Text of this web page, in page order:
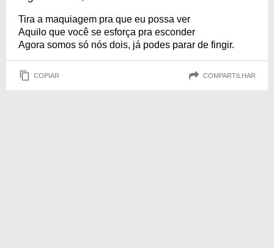
Tira a maquiagem pra que eu possa ver
Aquilo que você se esforça pra esconder
Agora somos só nós dois, já podes parar de fingir.
COPIAR COMPARTILHAR